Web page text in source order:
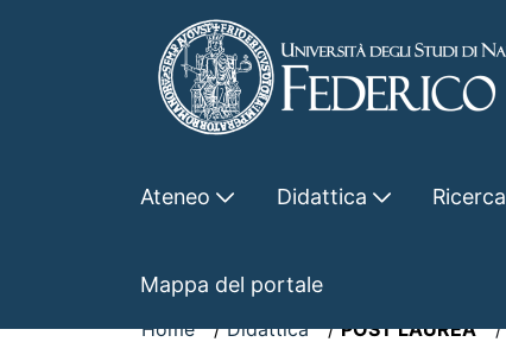
Skip to Main Content
Ateneo Didattica Ricerca
Mappa del portale
Visualizzatore
Home Didattica POST LAUREA